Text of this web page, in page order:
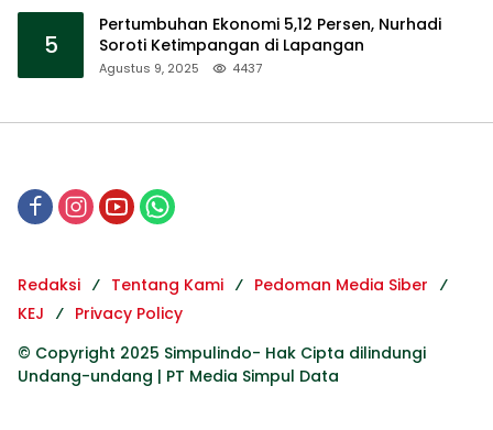
5
Pertumbuhan Ekonomi 5,12 Persen, Nurhadi
Soroti Ketimpangan di Lapangan
Agustus 9, 2025 4437
Redaksi Tentang Kami
Pedoman Media Siber
KEJ
Privacy Policy
© Copyright 2025 Simpulindo- Hak Cipta dilindungi
Undang-undang | PT Media Simpul Data